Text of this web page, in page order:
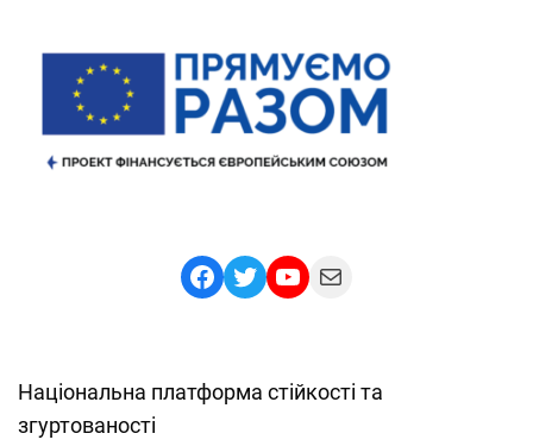
Facebook
TwitterYouTube
Mail
Національна платформа стійкості та
згуртованості